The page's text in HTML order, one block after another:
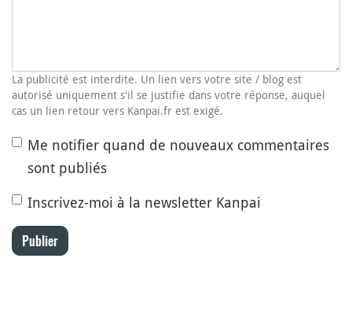
La publicité est interdite. Un lien vers votre site / blog est
autorisé uniquement s'il se justifie dans votre réponse, auquel
cas un lien retour vers Kanpai.fr est exigé.
Me notifier quand de nouveaux commentaires
sont publiés
Inscrivez-moi à la newsletter Kanpai
Publier